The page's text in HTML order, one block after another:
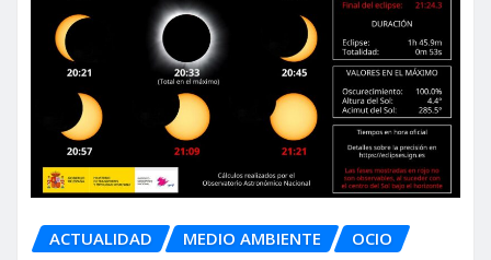
ACTUALIDAD MEDIO AMBIENTE OCIO